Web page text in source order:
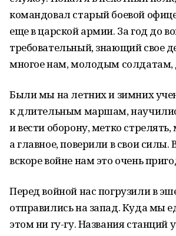
командовал старый боевой
еще в царской армии. За год до
требовательный, знающий свое
многое нам, молодым солдатам,
Были мы на летних и зимних
к длительным маршам,
и вести оборону, метко стрелять,
а главное, поверили в свои силы.
вскоре войне нам это очень
Перед войной нас погрузили в
отправились на запад. Куда мы
этом ни гу-гу. Названия станций